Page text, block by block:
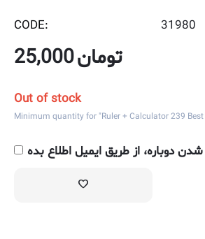
CODE: 31980
25,000تومان
Out of stock
Minimum quantity for "Ruler + Calculator 239
دوباره، از طریق ایمیل اطلاع بده